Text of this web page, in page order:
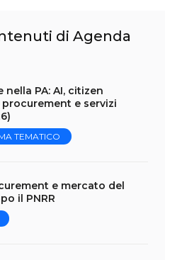
di Agenda
nella PA: AI, citizen
e servizi
TEMATICO
e mercato del
il PNRR